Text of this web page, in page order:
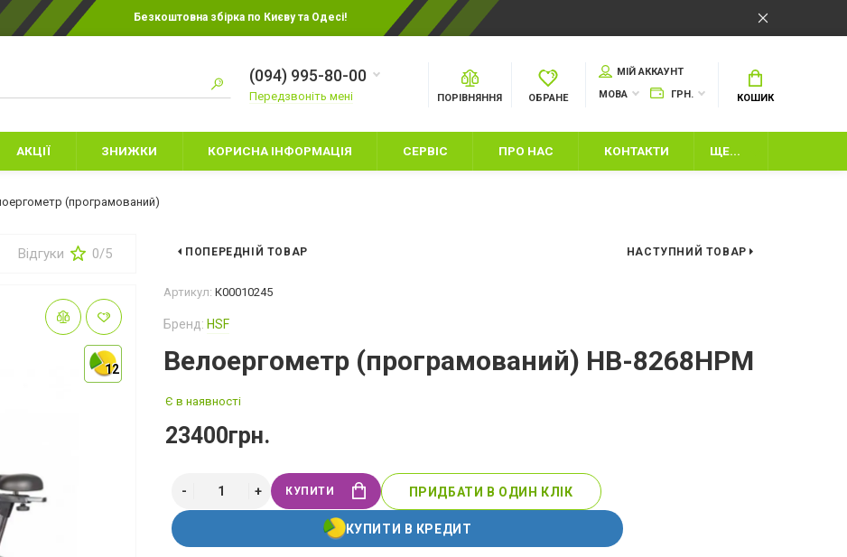
Безкоштовна збірка по Києву та Одесі!
(094) 995-80-00
Передзвоніть мені ПОРІВНЯННЯ ОБРАНЕ
МІЙ АККАУНТ
МОВА
ГРН. КОШИК
РУКАВИЦІ
ЗАХИСТ НІГ
РУКАВИЦІ ДЛЯ КАРАТЕ
РУКАВИЦІ ДЛЯ ММА
ШОЛОМИ
СПАЛЬНІ МІШКИ
ТУРИСТИЧНИЙ ІНВЕНТАР
АКЦІЇ ЗНИЖКИ КОРИСНА ІНФОРМАЦІЯ СЕРВІС ПРО НАС КОНТАКТИ ЩЕ...
(програмований)
Відгуки 0/5
12
12
ПОПЕРЕДНІЙ ТОВАР НАСТУПНИЙ ТОВАР
Артикул: К00010245
Бренд: HSF
Велоергометр (програмований) HB-8268HPM
Є в наявності
23400грн.
КУПИТИ ПРИДБАТИ В ОДИН КЛІК
КУПИТИ В КРЕДИТ